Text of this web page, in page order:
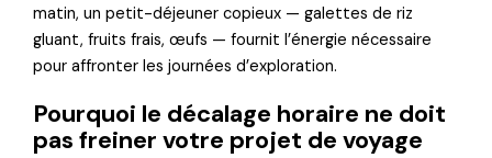
matin, un petit-déjeuner copieux — galettes de riz
gluant, fruits frais, œufs — fournit l’énergie nécessaire
pour affronter les journées d’exploration.
Pourquoi le décalage horaire ne doit
pas freiner votre projet de voyage